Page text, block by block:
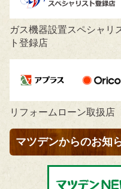
ガス機器設置スペシャリ
ト登録店
リフォームローン取扱店
マツデンからのお知